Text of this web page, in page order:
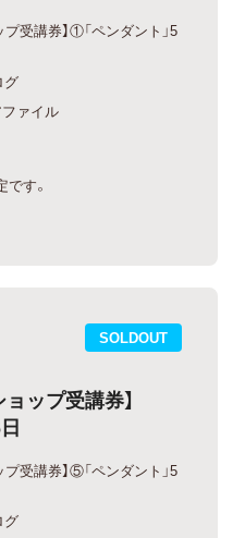
受講券】①「ペンダント」5
グ
ァイル
す。
SOLDOUT
ップ受講券】
受講券】⑤「ペンダント」5
グ